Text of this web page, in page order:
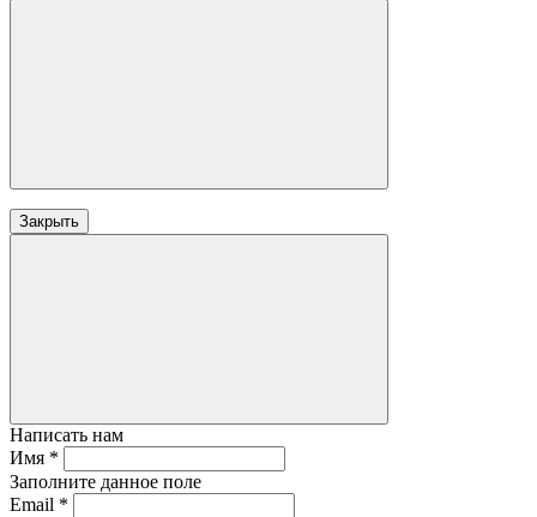
Закрыть
Написать нам
Имя *
Заполните данное поле
Email *